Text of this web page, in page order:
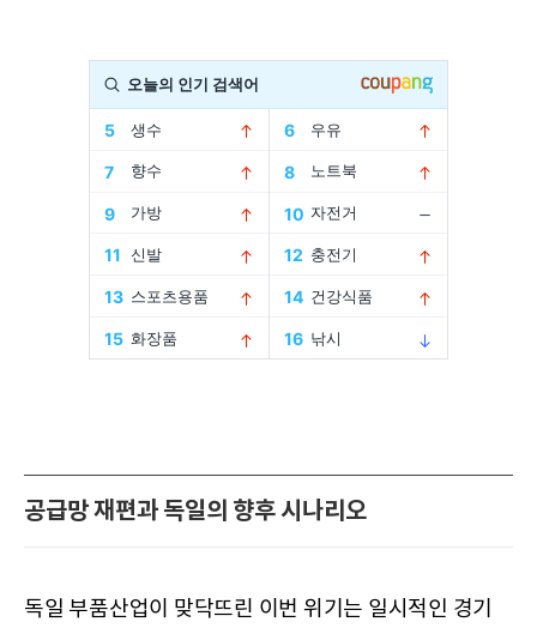
공급망 재편과 독일의 향후 시나리오
독일 부품산업이 맞닥뜨린 이번 위기는 일시적인 경기